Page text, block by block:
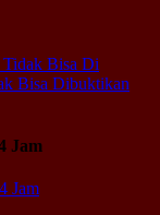
Tidak Bisa Di
Bisa Dibuktikan
Jam